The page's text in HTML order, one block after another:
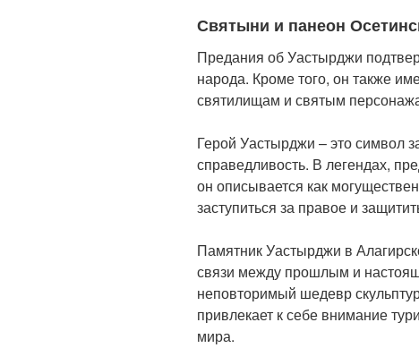
Святыни и панеон
Предания об Уастырджи
народа. Кроме того, он также
святилищам и святым
Герой Уастырджи – это символ
справедливость. В легендах,
он описывается как
заступиться за правое и
Памятник Уастырджи в
связи между прошлым и
неповторимый шедевр
привлекает к себе внимание
мира.